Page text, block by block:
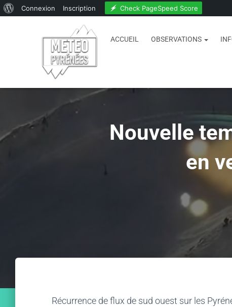
Connexion Inscription Check PageSpeed Score
ACCUEIL OBSERVATIONS
Nouvelle
en
Récurrence de flux de sud ouest sur les